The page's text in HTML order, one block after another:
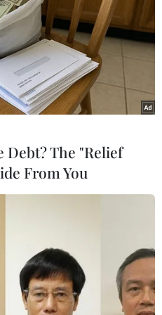
Debt? The "Relief
From You